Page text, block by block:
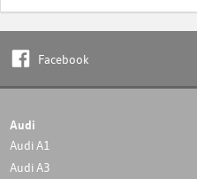
Facebook
Audi
Audi A1
Audi A3